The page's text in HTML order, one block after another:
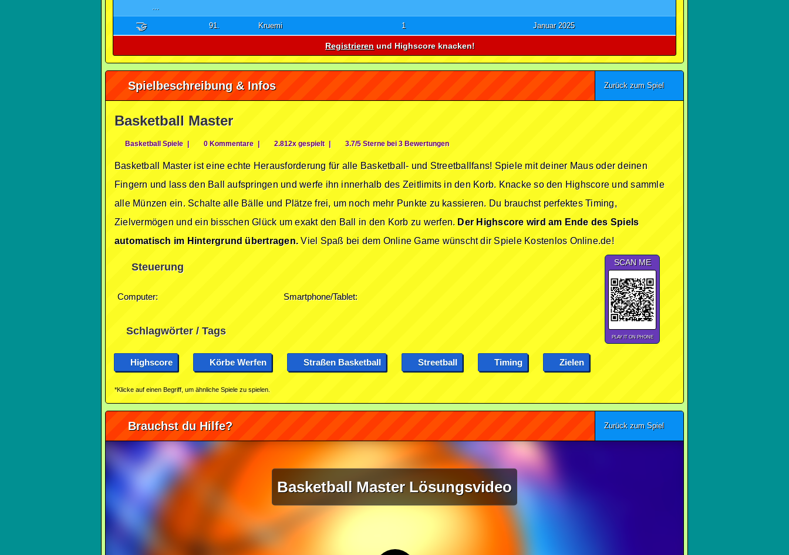
...
🤝 91. Kruemi 1 Januar 2025
Registrieren und Highscore knacken!
Spielbeschreibung & Infos Zurück zum Spiel
Basketball Master
Basketball Spiele | 0 Kommentare | 2.812x gespielt | 3.7/5 Sterne bei 3 Bewertungen
Basketball Master ist eine echte Herausforderung für alle Basketball- und Streetballfans! Spiele mit deiner Maus oder deinen
Fingern und lass den Ball aufspringen und werfe ihn innerhalb des Zeitlimits in den Korb. Knacke so den Highscore und sammle
alle Münzen ein. Schalte alle Bälle und Plätze frei, um noch mehr Punkte zu kassieren. Du brauchst perfektes Timing,
Zielvermögen und ein bisschen Glück um exakt den Ball in den Korb zu werfen. Der Highscore wird am Ende des Spiels
automatisch im Hintergrund übertragen. Viel Spaß bei dem Online Game wünscht dir Spiele Kostenlos Online.de!
Steuerung
Computer: Smartphone/Tablet:
SCAN ME
PLAY IT ON PHONE
Schlagwörter / Tags
Highscore Körbe Werfen Straßen Basketball Streetball Timing Zielen
*Klicke auf einen Begriff, um ähnliche Spiele zu spielen.
Brauchst du Hilfe? Zurück zum Spiel
Basketball Master Lösungsvideo